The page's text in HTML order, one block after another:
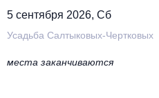
5 сентября 2026, Сб
Усадьба Салтыковых-Чертковых
места заканчиваются